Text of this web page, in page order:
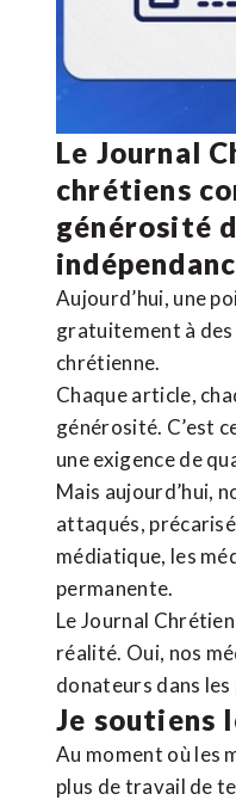
Le Journal
chrétiens
générosité
Aujourd’hui, une
gratuitement à des
chrétienne.
Chaque article,
générosité. C’est
une exigence de
Mais aujourd’hui,
attaqués,
médiatique, les
permanente.
Le Journal
réalité. Oui, nos
donateurs dans
Je soutiens
Au moment où les
plus de travail de